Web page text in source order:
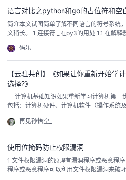
主
页
的
开
发
者
我
语言对比之python和go的占位符和空
简介本文试图简单了解不同语言的符号系统
文稍长。 1 连接符 _ 在py3的用处 1.1 在解
其他变量 >>> 6 6 >>> _ 6 1.2 忽略值如果您不想在解包时使用特定值，只需将
该值分配给 _忽略意味着将值分配给 特殊变
码乐
【云驻共创】《如果让你重新开始学
选择?》
一 计算机基础知识如果重新学习计算机第一
包括：计算机硬件、计算机软件（操作系统
文件系统、设备驱动等，并尝试使用Linux系
块我感觉真的很重要，尤其是职业生涯后面
再见孙悟空_
使用位掩码防止权限漏洞
1 文件权限漏洞的原理有漏洞程序或恶意程
程序或恶意程序可以利用文件权限漏洞来破